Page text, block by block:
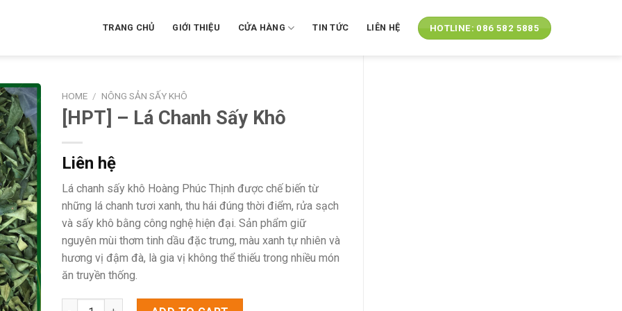
TRANG CHỦ GIỚI THIỆU CỬA HÀNG TIN TỨC LIÊN HỆ HOTLINE: 086 582 5885
HOME / NÔNG SẢN SẤY KHÔ
[HPT] – Lá Chanh Sấy Khô
Liên hệ
Lá chanh sấy khô Hoàng Phúc Thịnh được chế biến từ
những lá chanh tươi xanh, thu hái đúng thời điểm, rửa sạch
và sấy khô bằng công nghệ hiện đại. Sản phẩm giữ
nguyên mùi thơm tinh dầu đặc trưng, màu xanh tự nhiên và
hương vị đậm đà, là gia vị không thể thiếu trong nhiều món
ăn truyền thống.
[HPT] - Lá Chanh Sấy Khô quantity